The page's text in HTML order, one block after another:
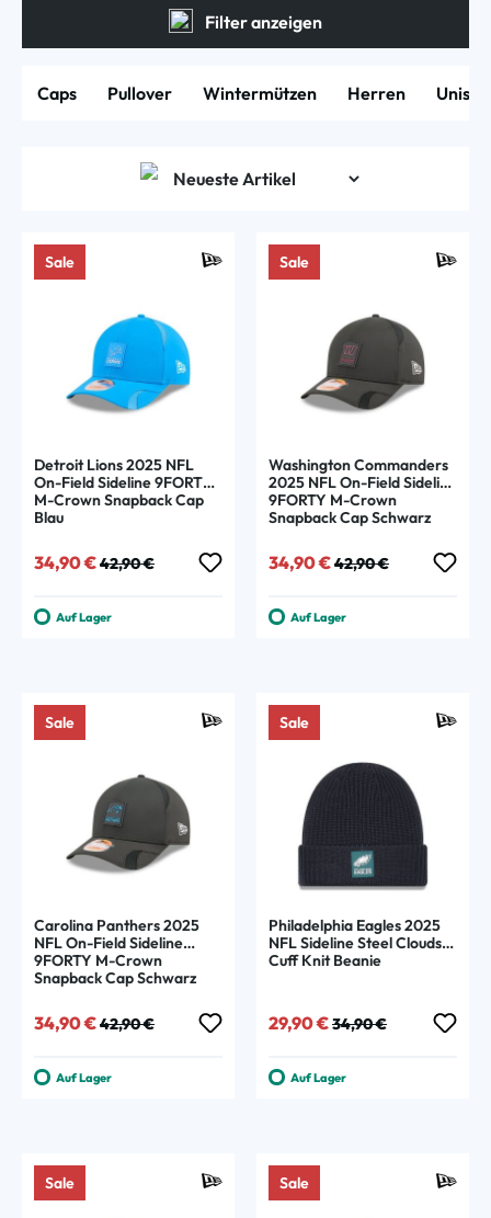
Filter anzeigen
Caps Pullover Wintermützen Herren Unisex
Sale
Detroit Lions 2025 NFL
On-Field Sideline 9FORTY
M-Crown Snapback Cap
Blau
Verkaufspreis:
34,90 € Regulärer Preis:
42,90 €
Auf Lager
Sale
Washington Commanders
2025 NFL On-Field Sideline
9FORTY M-Crown
Snapback Cap Schwarz
Verkaufspreis:
34,90 € Regulärer Preis:
42,90 €
Auf Lager
Sale
Carolina Panthers 2025
NFL On-Field Sideline
9FORTY M-Crown
Snapback Cap Schwarz
Verkaufspreis:
34,90 € Regulärer Preis:
42,90 €
Auf Lager
Sale
Philadelphia Eagles 2025
NFL Sideline Steel Clouds
Cuff Knit Beanie
Verkaufspreis:
29,90 € Regulärer Preis:
34,90 €
Auf Lager
Sale Sale